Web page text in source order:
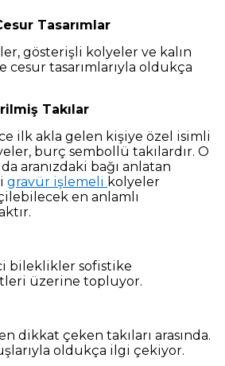
Tasarımlar
gösterişli kolyeler ve kalın
tasarımlarıyla oldukça
Takılar
ilk akla gelen kişiye özel isimli
burç sembollü takılardır. O
aranızdaki bağı anlatan
gravür işlemeli kolyeler
en anlamlı
bileklikler sofistike
üzerine topluyor.
dikkat çeken takıları arasında.
oldukça ilgi çekiyor.